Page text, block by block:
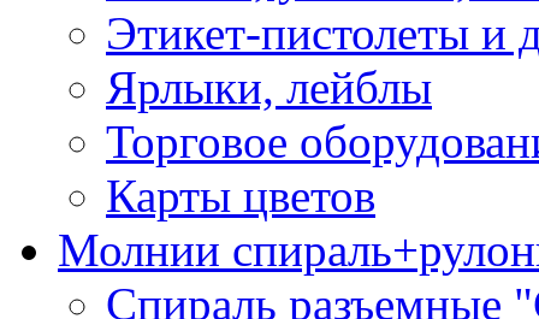
Этикет-пистолеты и
Ярлыки, лейблы
Торговое
Карты цветов
Молнии
Спираль разъемные